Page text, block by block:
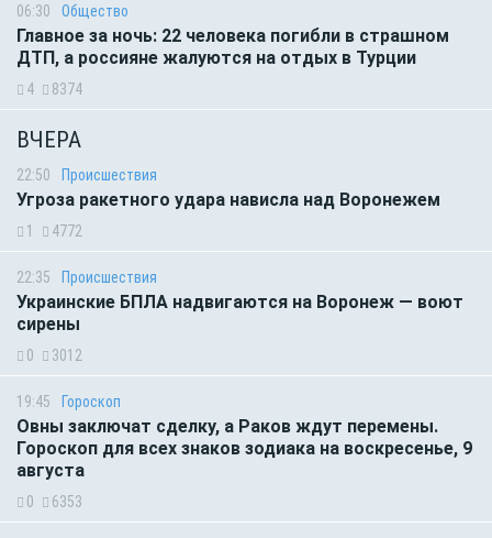
06:30 Общество
Главное за ночь: 22 человека погибли в страшном
ДТП, а россияне жалуются на отдых в Турции
4 8374
ВЧЕРА
22:50 Происшествия
Угроза ракетного удара нависла над Воронежем
1 4772
22:35 Происшествия
Украинские БПЛА надвигаются на Воронеж — воют
сирены
0 3012
19:45 Гороскоп
Овны заключат сделку, а Раков ждут перемены.
Гороскоп для всех знаков зодиака на воскресенье, 9
августа
0 6353